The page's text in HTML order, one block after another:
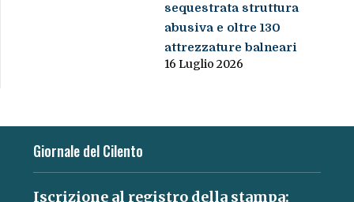
sequestrata struttura
abusiva e oltre 130
attrezzature balneari
16 Luglio 2026
Giornale del Cilento
Iscrizione al registro della stampa: